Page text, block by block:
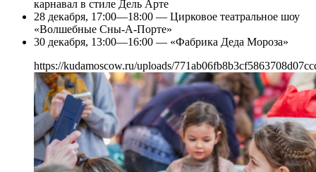
карнавал в стиле Дель Арте
28 декабря, 17:00—18:00 — Цирковое театральное шоу
«Волшебные Сны-А-Порте»
30 декабря, 13:00—16:00 — «Фабрика Деда Мороза»
https://kudamoscow.ru/uploads/